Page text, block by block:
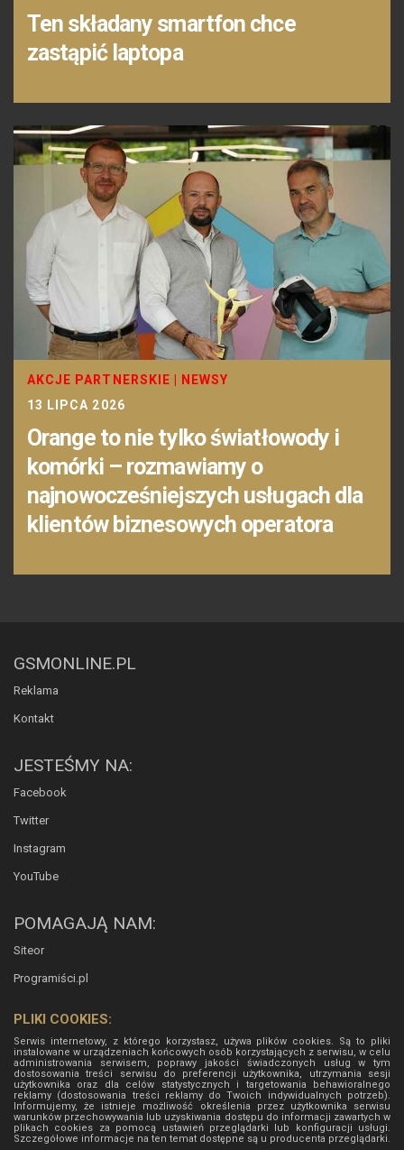
Ten składany smartfon chce
zastąpić laptopa
AKCJE PARTNERSKIE | NEWSY
13 LIPCA 2026
Orange to nie tylko światłowody i
komórki – rozmawiamy o
najnowocześniejszych usługach dla
klientów biznesowych operatora
GSMONLINE.PL
Reklama
Kontakt
JESTEŚMY NA:
Facebook
Twitter
Instagram
YouTube
POMAGAJĄ NAM:
Siteor
Programiści.pl
PLIKI COOKIES:
Serwis internetowy, z którego korzystasz, używa plików cookies. Są to pliki
instalowane w urządzeniach końcowych osób korzystających z serwisu, w celu
administrowania serwisem, poprawy jakości świadczonych usług w tym
dostosowania treści serwisu do preferencji użytkownika, utrzymania sesji
użytkownika oraz dla celów statystycznych i targetowania behawioralnego
reklamy (dostosowania treści reklamy do Twoich indywidualnych potrzeb).
Informujemy, że istnieje możliwość określenia przez użytkownika serwisu
warunków przechowywania lub uzyskiwania dostępu do informacji zawartych w
plikach cookies za pomocą ustawień przeglądarki lub konfiguracji usługi.
Szczegółowe informacje na ten temat dostępne są u producenta przeglądarki.